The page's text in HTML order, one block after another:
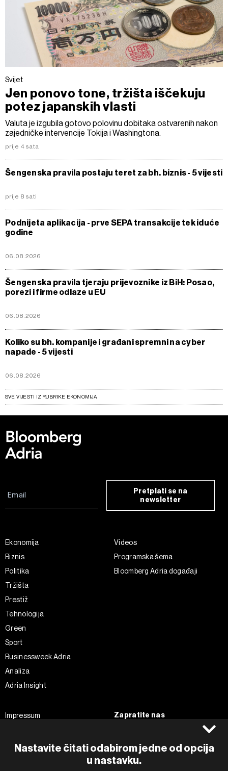
Svijet
Jen ponovo tone, tržišta iščekuju
potez japanskih vlasti
Valuta je izgubila gotovo polovinu dobitaka ostvarenih nakon
zajedničke intervencije Tokija i Washingtona.
prije 4 sata
Šengenska pravila postaju teret za bh. biznis - 5 vijesti
prije 8 sati
Podnijeta aplikacija - prve SEPA transakcije tek iduće
godine
06.08.2026
Šengenska pravila tjeraju prijevoznike iz BiH: Posao,
porezi i firme odlaze u EU
06.08.2026
Koliko su bh. kompanije i građani spremni na cyber
napade - 5 vijesti
06.08.2026
SVE VIJESTI IZ RUBRIKE EKONOMIJA
Nastavite čitati odabirom jedne od opcija
u nastavku.
Pretplati se na
newsletter
Ekonomija
Biznis
Politika
Tržišta
Prestiž
Tehnologija
Green
Sport
Businessweek Adria
Analiza
Adria Insight
Videos
Programska šema
Bloomberg Adria događaji
Impressum
Pravila privatnosti
Zapratite nas
Instagram
Twitter